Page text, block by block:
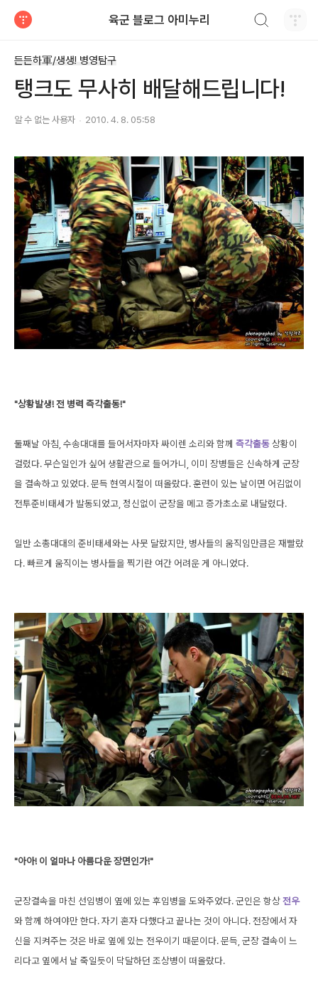
육군 블로그 아미누리
든든하軍/생생! 병영탐구
탱크도 무사히 배달해드립니다!
알 수 없는 사용자 2010. 4. 8. 05:58
"상황발생! 전 병력 즉각출동!"
둘째날 아침, 수송대대를 들어서자마자 싸이렌 소리와 함께 즉각출동상황이
걸렸다. 무슨일인가 싶어 생활관으로 들어가니, 이미 장병들은 신속하게 군장
을 결속하고 있었다. 문득 현역시절이 떠올랐다. 훈련이 있는 날이면 어김없이
전투준비태세가 발동되었고, 정신없이 군장을 메고 증가초소로 내달렸다.
일반 소총대대의 준비태세와는 사뭇 달랐지만, 병사들의 움직임만큼은 재빨랐
다. 빠르게 움직이는 병사들을 찍기란 여간 어려운 게 아니었다.
"아아! 이 얼마나 아름다운 장면인가!"
군장결속을 마친 선임병이 옆에 있는 후임병을 도와주었다. 군인은 항상전우
와 함께 하여야만 한다. 자기 혼자 다했다고 끝나는 것이 아니다. 전장에서 자
신을 지켜주는 것은 바로 옆에 있는 전우이기 때문이다. 문득, 군장 결속이 느
리다고 옆에서 날 죽일듯이 닥달하던 조상병이 떠올랐다.